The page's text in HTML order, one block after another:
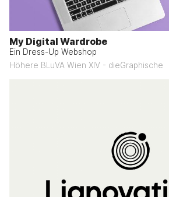
My Digital Wardrobe
Ein Dress-Up Webshop
Höhere BLuVA Wien XIV - dieGraphische